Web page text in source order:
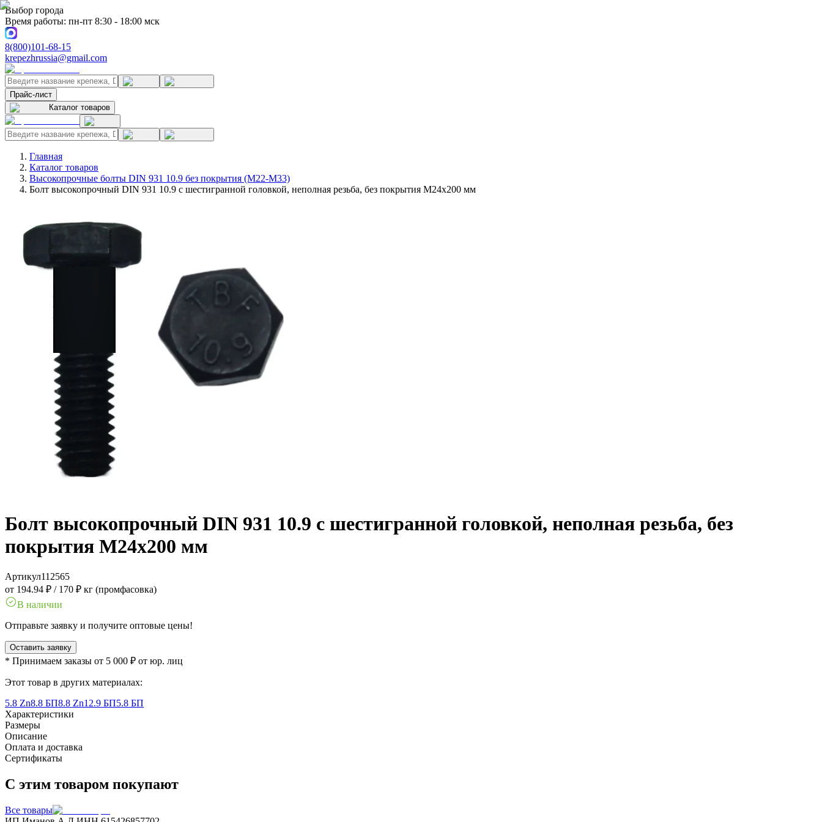
Выбор города
Время работы: пн-пт 8:30 - 18:00 мск
8(800)101-68-15
krepezhrussia@gmail.com
Прайс-лист
Каталог товаров
Главная
Каталог товаров
Высокопрочные болты DIN 931 10.9 без покрытия (M22-M33)
Болт высокопрочный DIN 931 10.9 с шестигранной головкой, неполная резьба, без покрытия M24x200 мм
Болт высокопрочный DIN 931 10.9 с шестигранной головкой, неполная резьба, без
покрытия M24x200 мм
Артикул112565
от 194.94 ₽ / 170 ₽ кг (промфасовка)
В наличии
Отправьте заявку и получите оптовые цены!
Оставить заявку
* Принимаем заказы от 5 000 ₽ от юр. лиц
Этот товар в других материалах:
5.8 Zn8.8 БП8.8 Zn12.9 БП5.8 БП
Характеристики
Размеры
Описание
Оплата и доставка
Сертификаты
С этим товаром покупают
Все товары